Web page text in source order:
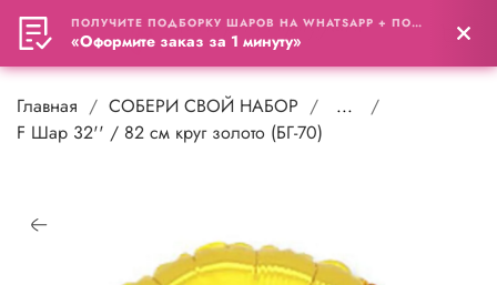
0
Главная СОБЕРИ СВОЙ НАБОР
...
F Шар 32'' / 82 см круг золото (БГ-70)
ПОЛУЧИТЕ ПОДБОРКУ ШАРОВ НА WHATSAPP + ПОДАРОК
«Оформите заказ за 1 минуту»